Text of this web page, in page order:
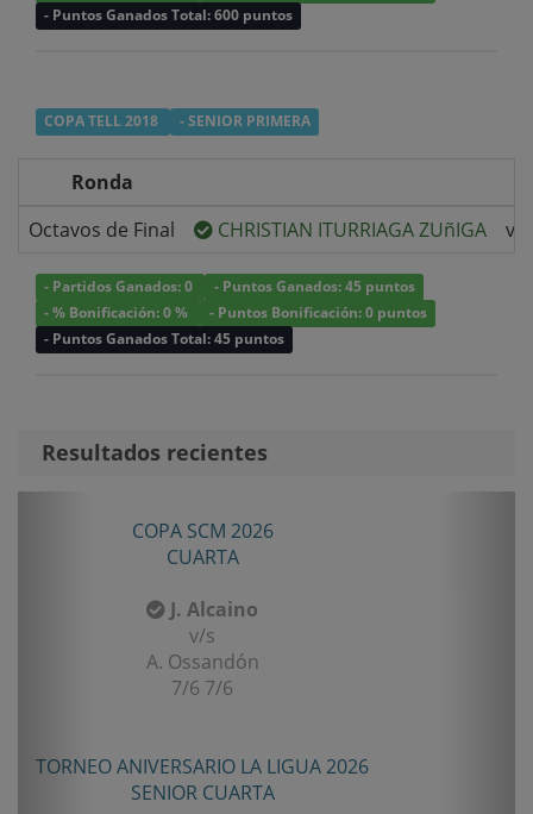
- Puntos Ganados Total: 600 puntos
COPA TELL 2018 - SENIOR PRIMERA
Ronda
Octavos de Final
CHRISTIAN ITURRIAGA ZUñIGA v/s
- Partidos Ganados: 0
- Puntos Ganados: 45 puntos
- % Bonificación: 0 %
- Puntos Bonificación: 0 puntos
- Puntos Ganados Total: 45 puntos
Resultados recientes
COPA SCM 2026
CUARTA
J. Alcaino
v/s
A. Ossandón
7/6 7/6
TORNEO ANIVERSARIO LA LIGUA 2026
SENIOR CUARTA